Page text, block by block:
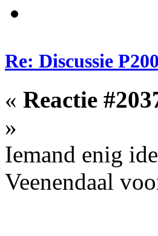
Re: Discussie
« Reactie
»
Iemand enig
Veenendaal